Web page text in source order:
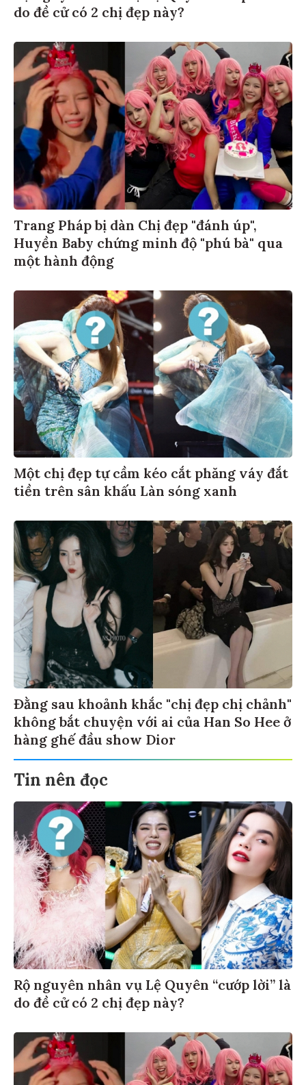
do đề cử có 2 chị đẹp này?
Trang Pháp bị dàn Chị đẹp "đánh úp",
Huyền Baby chứng minh độ "phú bà" qua
một hành động
Một chị đẹp tự cầm kéo cắt phăng váy đắt
tiền trên sân khấu Làn sóng xanh
Đằng sau khoảnh khắc "chị đẹp chị chảnh"
không bắt chuyện với ai của Han So Hee ở
hàng ghế đầu show Dior
Tin nên đọc
Rộ nguyên nhân vụ Lệ Quyên “cướp lời” là
do đề cử có 2 chị đẹp này?